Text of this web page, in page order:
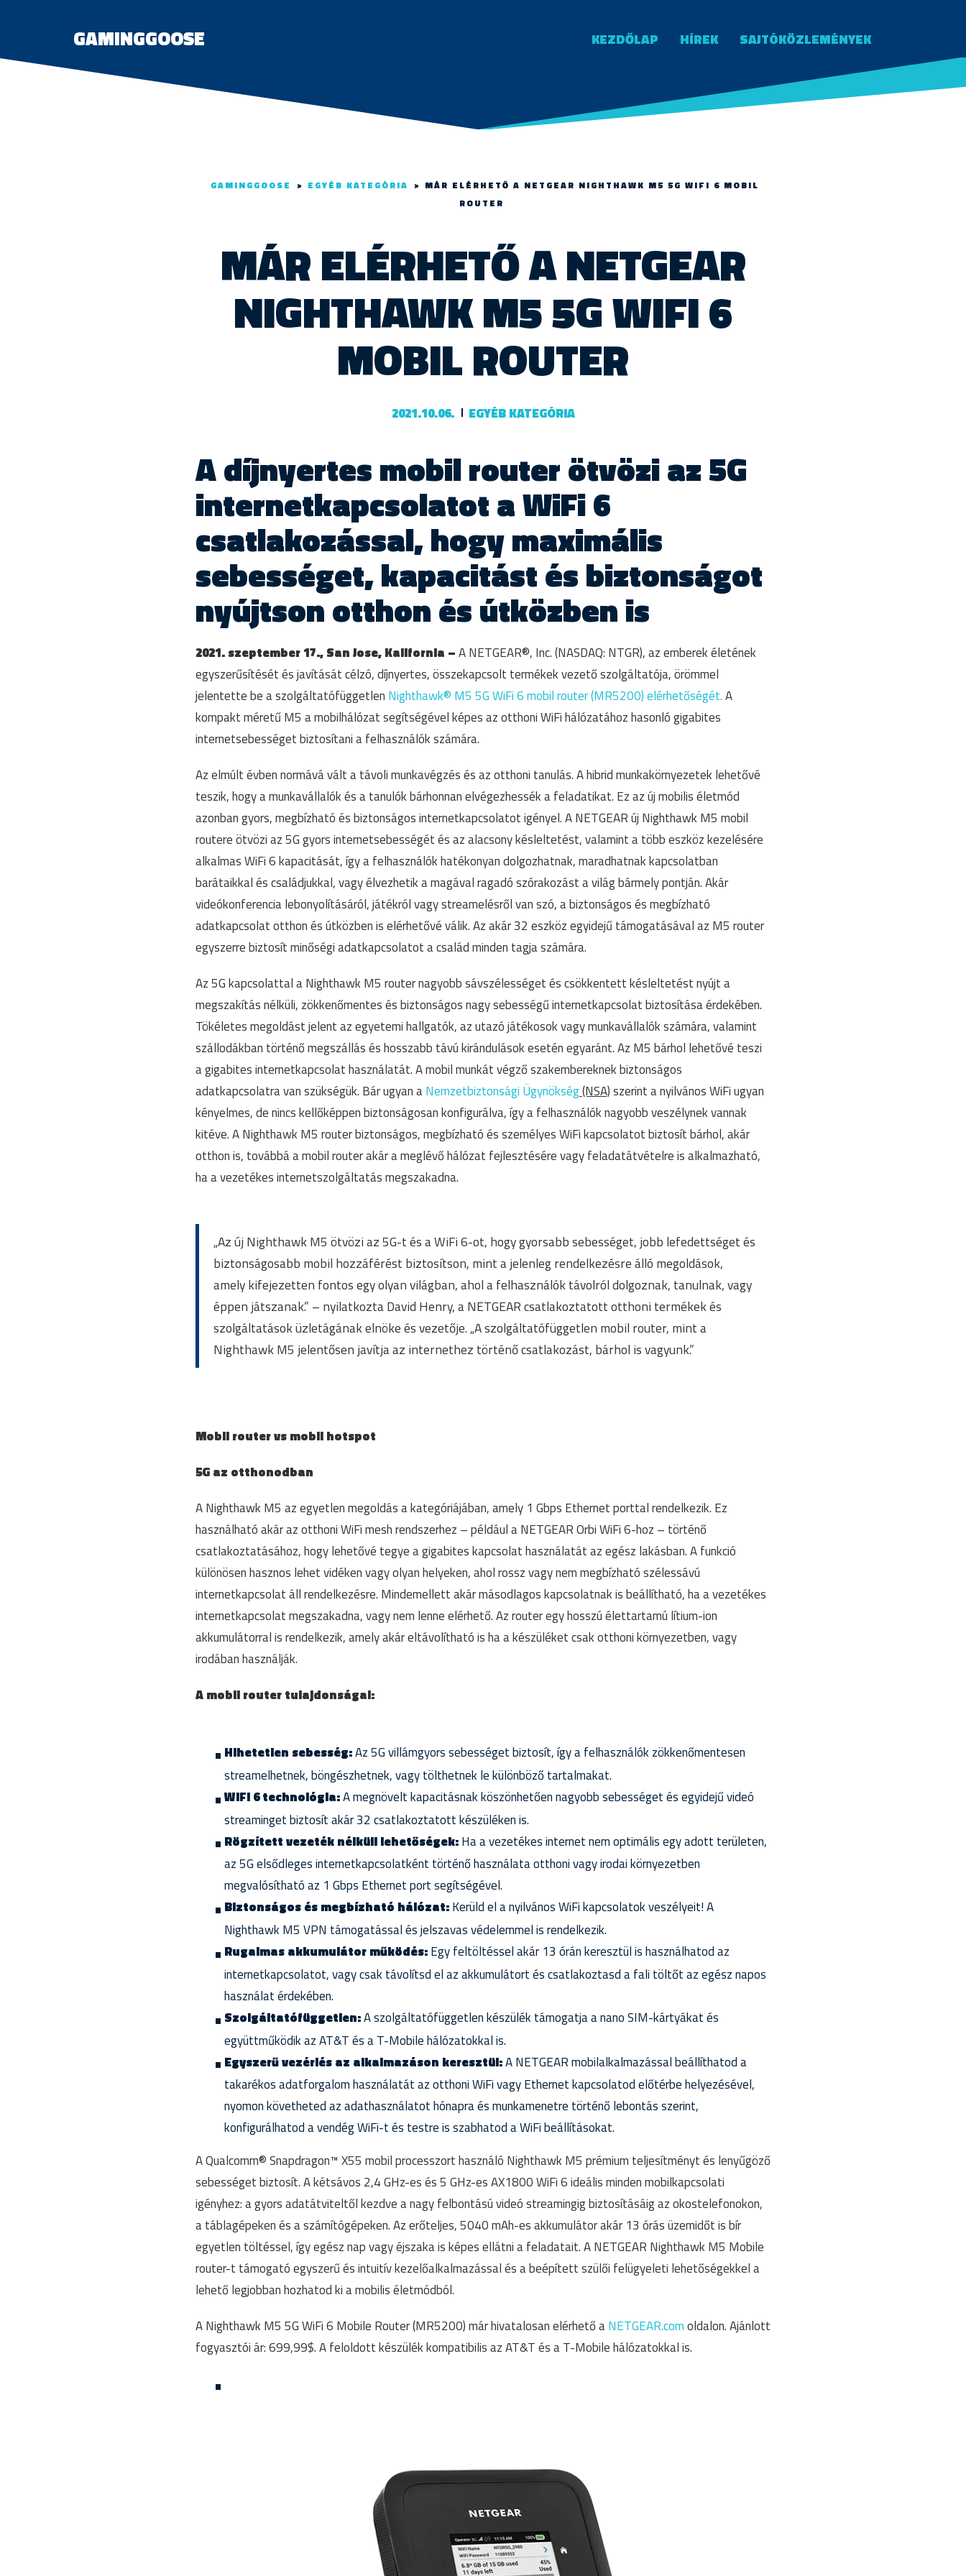
GAMINGGOOSE KEZDŐLAP HÍREK SAJTÓKÖZLEMÉNYEK
GAMINGGOOSE > EGYÉB KATEGÓRIA > MÁR ELÉRHETŐ A NETGEAR NIGHTHAWK M5 5G WIFI 6 MOBIL
ROUTER
MÁR ELÉRHETŐ A NETGEAR
NIGHTHAWK M5 5G WIFI 6
MOBIL ROUTER
2021.10.06. EGYÉB KATEGÓRIA
A díjnyertes mobil router ötvözi az 5G
internetkapcsolatot a WiFi 6
csatlakozással, hogy maximális
sebességet, kapacitást és biztonságot
nyújtson otthon és útközben is
2021. szeptember 17.,San Jose, Kalifornia –A NETGEAR®, Inc. (NASDAQ: NTGR), az emberek életének
egyszerűsítését és javítását célzó, díjnyertes, összekapcsolt termékek vezető szolgáltatója, örömmel
jelentette be a szolgáltatófüggetlen Nighthawk® M5 5G WiFi 6 mobil router (MR5200) elérhetőségét.A
kompakt méretű M5 a mobilhálózat segítségével képes az otthoni WiFi hálózatához hasonló gigabites
internetsebességet biztosítani a felhasználók számára.
Az elmúlt évben normává vált a távoli munkavégzés és az otthoni tanulás. A hibrid munkakörnyezetek lehetővé
teszik, hogy a munkavállalók és a tanulók bárhonnan elvégezhessék a feladatikat. Ez az új mobilis életmód
azonban gyors, megbízható és biztonságos internetkapcsolatot igényel. A NETGEAR új Nighthawk M5 mobil
routere ötvözi az 5G gyors internetsebességét és az alacsony késleltetést, valamint a több eszköz kezelésére
alkalmas WiFi 6 kapacitását, így a felhasználók hatékonyan dolgozhatnak, maradhatnak kapcsolatban
barátaikkal és családjukkal, vagy élvezhetik a magával ragadó szórakozást a világ bármely pontján. Akár
videókonferencia lebonyolításáról, játékról vagy streamelésről van szó, a biztonságos és megbízható
adatkapcsolat otthon és útközben is elérhetővé válik. Az akár 32 eszköz egyidejű támogatásával az M5 router
egyszerre biztosít minőségi adatkapcsolatot a család minden tagja számára.
Az 5G kapcsolattal a Nighthawk M5 router nagyobb sávszélességet és csökkentett késleltetést nyújt a
megszakítás nélküli, zökkenőmentes és biztonságos nagy sebességű internetkapcsolat biztosítása érdekében.
Tökéletes megoldást jelent az egyetemi hallgatók, az utazó játékosok vagy munkavállalók számára, valamint
szállodákban történő megszállás és hosszabb távú kirándulások esetén egyaránt. Az M5 bárhol lehetővé teszi
a gigabites internetkapcsolat használatát. A mobil munkát végző szakembereknek biztonságos
adatkapcsolatra van szükségük. Bár ugyan aNemzetbiztonsági Ügynökség(NSA)szerint a nyilvános WiFi ugyan
kényelmes, de nincs kellőképpen biztonságosan konfigurálva, így a felhasználók nagyobb veszélynek vannak
kitéve. A Nighthawk M5 router biztonságos, megbízható és személyes WiFi kapcsolatot biztosít bárhol, akár
otthon is, továbbá a mobil router akár a meglévő hálózat fejlesztésére vagy feladatátvételre is alkalmazható,
ha a vezetékes internetszolgáltatás megszakadna.
„Az új Nighthawk M5 ötvözi az 5G-t és a WiFi 6-ot, hogy gyorsabb sebességet, jobb lefedettséget és
biztonságosabb mobil hozzáférést biztosítson, mint a jelenleg rendelkezésre álló megoldások,
amely kifejezetten fontos egy olyan világban, ahol a felhasználók távolról dolgoznak, tanulnak, vagy
éppen játszanak.” – nyilatkozta David Henry, a NETGEAR csatlakoztatott otthoni termékek és
szolgáltatások üzletágának elnöke és vezetője. „A szolgáltatófüggetlen mobil router, mint a
Nighthawk M5 jelentősen javítja az internethez történő csatlakozást, bárhol is vagyunk.”
Mobil router vs mobil hotspot
5G az otthonodban
A Nighthawk M5 az egyetlen megoldás a kategóriájában, amely 1 Gbps Ethernet porttal rendelkezik. Ez
használható akár az otthoni WiFi mesh rendszerhez – például a NETGEAR Orbi WiFi 6-hoz – történő
csatlakoztatásához, hogy lehetővé tegye a gigabites kapcsolat használatát az egész lakásban. A funkció
különösen hasznos lehet vidéken vagy olyan helyeken, ahol rossz vagy nem megbízható szélessávú
internetkapcsolat áll rendelkezésre. Mindemellett akár másodlagos kapcsolatnak is beállítható, ha a vezetékes
internetkapcsolat megszakadna, vagy nem lenne elérhető. Az router egy hosszú élettartamú lítium-ion
akkumulátorral is rendelkezik, amely akár eltávolítható is ha a készüléket csak otthoni környezetben, vagy
irodában használják.
A mobil router tulajdonságai:
Hihetetlen sebesség:Az 5G villámgyors sebességet biztosít, így a felhasználók zökkenőmentesen
streamelhetnek, böngészhetnek, vagy tölthetnek le különböző tartalmakat.
WiFi 6 technológia:A megnövelt kapacitásnak köszönhetően nagyobb sebességet és egyidejű videó
streaminget biztosít akár 32 csatlakoztatott készüléken is.
Rögzített vezeték nélküli lehetőségek:Ha a vezetékes internet nem optimális egy adott területen,
az 5G elsődleges internetkapcsolatként történő használata otthoni vagy irodai környezetben
megvalósítható az 1 Gbps Ethernet port segítségével.
Biztonságos és megbízható hálózat:Kerüld el a nyilvános WiFi kapcsolatok veszélyeit! A
Nighthawk M5 VPN támogatással és jelszavas védelemmel is rendelkezik.
Rugalmas akkumulátor működés:Egy feltöltéssel akár 13 órán keresztül is használhatod az
internetkapcsolatot, vagy csak távolítsd el az akkumulátort és csatlakoztasd a fali töltőt az egész napos
használat érdekében.
Szolgáltatófüggetlen:A szolgáltatófüggetlen készülék támogatja a nano SIM-kártyákat és
együttműködik az AT&T és a T-Mobile hálózatokkal is.
Egyszerű vezérlés az alkalmazáson keresztül:A NETGEAR mobilalkalmazással beállíthatod a
takarékos adatforgalom használatát az otthoni WiFi vagy Ethernet kapcsolatod előtérbe helyezésével,
nyomon követheted az adathasználatot hónapra és munkamenetre történő lebontás szerint,
konfigurálhatod a vendég WiFi-t és testre is szabhatod a WiFi beállításokat.
A Qualcomm® Snapdragon™ X55 mobil processzort használó Nighthawk M5 prémium teljesítményt és lenyűgöző
sebességet biztosít. A kétsávos 2,4 GHz-es és 5 GHz-es AX1800 WiFi 6 ideális minden mobilkapcsolati
igényhez: a gyors adatátviteltől kezdve a nagy felbontású videó streamingig biztosításáig az okostelefonokon,
a táblagépeken és a számítógépeken. Az erőteljes, 5040 mAh-es akkumulátor akár 13 órás üzemidőt is bír
egyetlen töltéssel, így egész nap vagy éjszaka is képes ellátni a feladatait. A NETGEAR Nighthawk M5 Mobile
router-t támogató egyszerű és intuitív kezelőalkalmazással és a beépített szülői felügyeleti lehetőségekkel a
lehető legjobban hozhatod ki a mobilis életmódból.
A Nighthawk M5 5G WiFi 6 Mobile Router (MR5200) már hivatalosan elérhető aNETGEAR.comoldalon. Ajánlott
fogyasztói ár: 699,99$. A feloldott készülék kompatibilis az AT&T és a T-Mobile hálózatokkal is.